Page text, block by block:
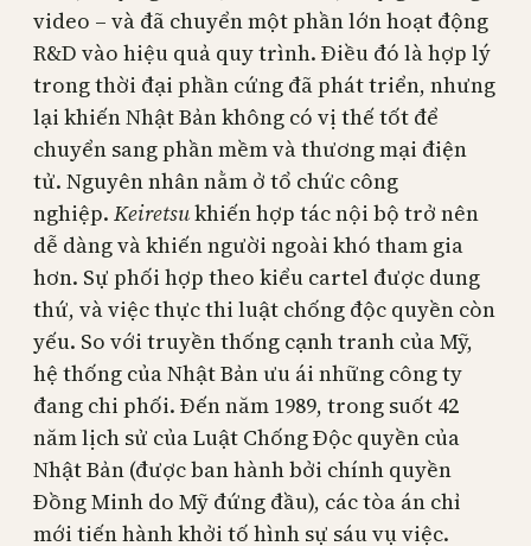
video – và đã chuyển một phần lớn hoạt động
R&D vào hiệu quả quy trình. Điều đó là hợp lý
trong thời đại phần cứng đã phát triển, nhưng
lại khiến Nhật Bản không có vị thế tốt để
chuyển sang phần mềm và thương mại điện
tử. Nguyên nhân nằm ở tổ chức công
nghiệp. Keiretsukhiến hợp tác nội bộ trở nên
dễ dàng và khiến người ngoài khó tham gia
hơn. Sự phối hợp theo kiểu cartel được dung
thứ, và việc thực thi luật chống độc quyền còn
yếu. So với truyền thống cạnh tranh của Mỹ,
hệ thống của Nhật Bản ưu ái những công ty
đang chi phối. Đến năm 1989, trong suốt 42
năm lịch sử của Luật Chống Độc quyền của
Nhật Bản (được ban hành bởi chính quyền
Đồng Minh do Mỹ đứng đầu), các tòa án chỉ
mới tiến hành khởi tố hình sự sáu vụ việc.